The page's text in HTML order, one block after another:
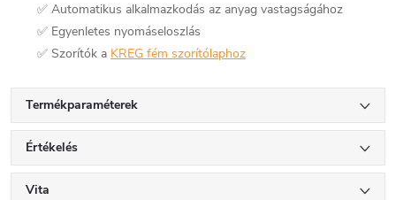
✅ Automatikus alkalmazkodás az anyag vastagságához
✅ Egyenletes nyomáseloszlás
✅ Szorítók a KREG fém szorítólaphoz
Termékparaméterek
Értékelés
Vita